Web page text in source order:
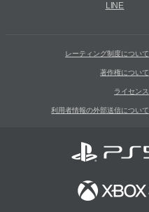
LINE
レーティング制度について
著作権について
ライセンス
利用者情報の外部送信について